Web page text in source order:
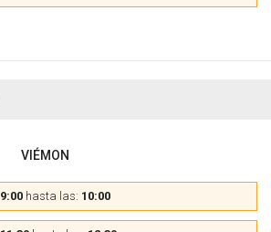
VIÉMON
9:00 hasta las: 10:00